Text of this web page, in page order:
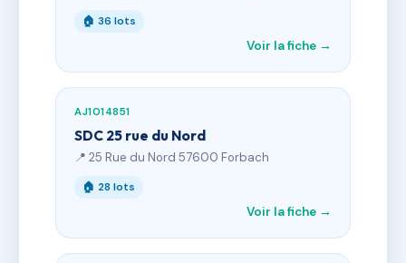
🏠 36 lots
Voir la fiche →
AJ1014851
SDC 25 rue du Nord
📍 25 Rue du Nord 57600 Forbach
🏠 28 lots
Voir la fiche →